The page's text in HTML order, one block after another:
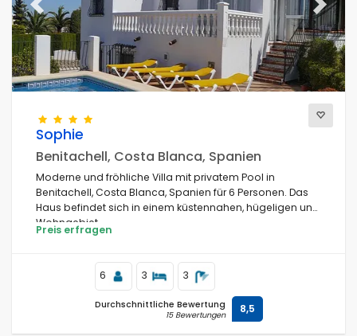
Previous Next
Sophie
Benitachell, Costa Blanca, Spanien
Moderne und fröhliche Villa mit privatem Pool in
Benitachell, Costa Blanca, Spanien für 6 Personen. Das
Haus befindet sich in einem küstennahen, hügeligen und
Wohngebiet.
Preis erfragen
6 3 3
Durchschnittliche Bewertung
15 Bewertungen 8,5